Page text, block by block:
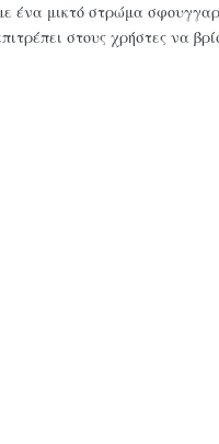
ένα μικτό στρώμα
στους χρήστες να